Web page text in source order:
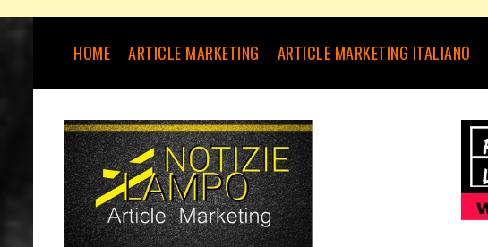
HOME ARTICLE MARKETING ARTICLE MARKETING ITALIANO